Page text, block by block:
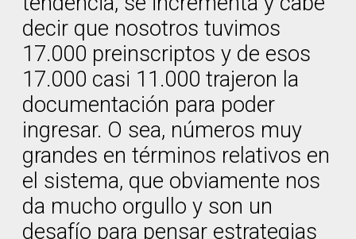
decir que nosotros tuvimos
17.000 preinscriptos y de esos
17.000 casi 11.000 trajeron la
documentación para poder
ingresar. O sea, números muy
grandes en términos relativos en
el sistema, que obviamente nos
da mucho orgullo y son un
desafío para pensar estrategias